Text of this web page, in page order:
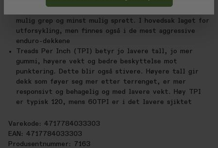
mulig grep og minst mulig sprett. I hovedsak laget for
utforsykling, men finnes også i de mest aggressive
enduro-dekkene
Treads Per Inch (TPI) betyr jo lavere tall, jo mer
gummi, høyere vekt og bedre beskyttelse mot
punktering. Dette blir også stivere. Høyere tall gir
dekk som føyer seg mer etter terrenget, er mer
responsivt og behagelig og med lavere vekt. Høy TPI
er typisk 120, mens 60TPI er i det lavere sjiktet
Varekode: 4717784033303
EAN: 4717784033303
Produsentnummer: 7163